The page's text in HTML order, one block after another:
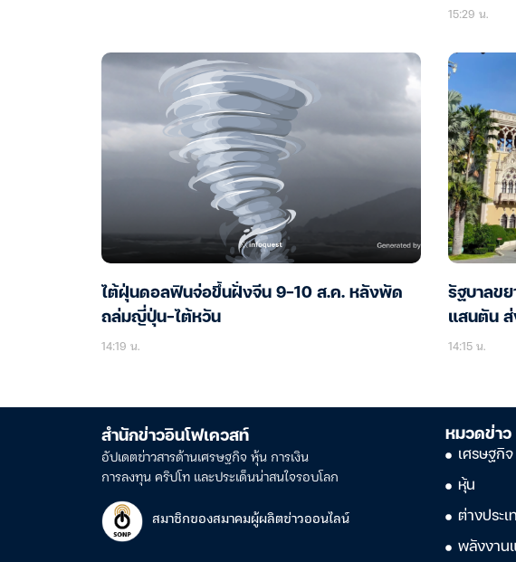
15:29 น.
ไต้ฝุ่นดอลฟินจ่อขึ้นฝั่งจีน 9-10 ส.ค. หลังพัด
ถล่มญี่ปุ่น-ไต้หวัน
14:19 น.
รัฐบาลขย
แสนตัน ส่
14:15 น.
สำนักข่าวอินโฟเควสท์
อัปเดตข่าวสารด้านเศรษฐกิจ หุ้น การเงิน
การลงทุน คริปโท และประเด็นน่าสนใจรอบโลก
สมาชิกของสมาคมผู้ผลิตข่าวออนไลน์
หมวดข่าว
เศรษฐกิจ
หุ้น
ต่างประเ
พลังงาน